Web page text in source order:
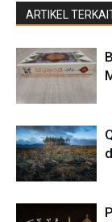
ARTIKEL